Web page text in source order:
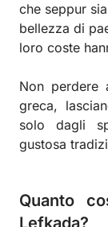
che seppur
bellezza di
loro coste
Non perdere
greca,
solo dagli
gustosa
Quanto
Lefkada?